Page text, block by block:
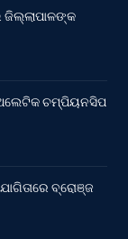
ଚମ୍ପିୟନସିପ
ବ୍ରୋଞ୍ଜ